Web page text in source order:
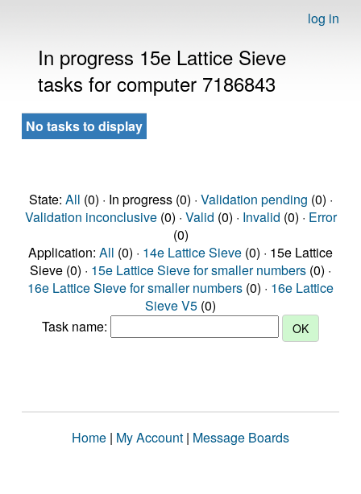
log in
In progress 15e Lattice Sieve
tasks for computer 7186843
No tasks to display
State: All (0) · In progress (0) · Validation pending (0) ·
Validation inconclusive(0) · Valid (0) · Invalid (0) · Error
(0)
Application: All (0) · 14e Lattice Sieve (0) · 15e Lattice
Sieve (0) · 15e Lattice Sieve for smaller numbers (0) ·
16e Lattice Sieve for smaller numbers (0) · 16e Lattice
Sieve V5 (0)
Task name:
Home | My Account | Message Boards